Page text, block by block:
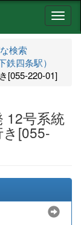
ナ
ビ
検索
鉄四条駅）
[055-220-01]
12号系統
[055-